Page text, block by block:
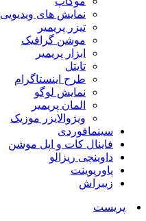
نمایش های ویدیویی
تیزر پریمیر
موشن گرافیک
ابزار پریمیر
تایتل
طرح اینستاگرام
نمایش لوگو
المان پریمیر
ویژوالایزر موزیک
سینمافوردی
فاینال کات و اپل موشن
داوینچی ریزالو
پاورپوینت
زیبراش
پریست